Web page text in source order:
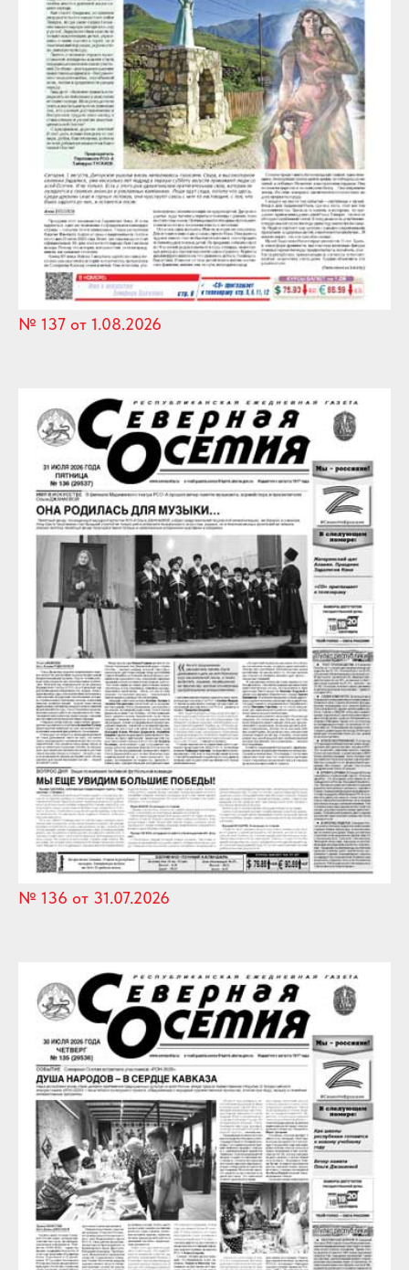
№ 137 от 1.08.2026
№ 136 от 31.07.2026